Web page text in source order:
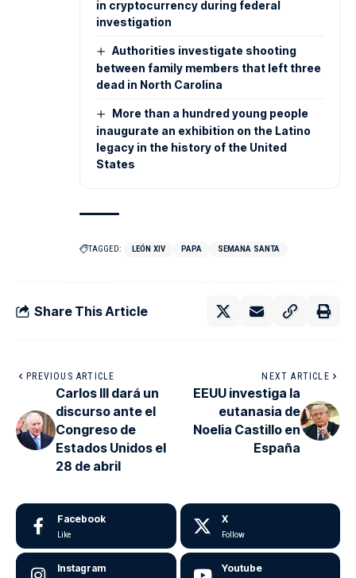
in cryptocurrency during federal
investigation
Authorities investigate shooting
between family members that left three
dead in North Carolina
More than a hundred young people
inaugurate an exhibition on the Latino
legacy in the history of the United
States
TAGGED: LEÓN XIV PAPA SEMANA SANTA
Share This Article
PREVIOUS ARTICLE
Carlos III dará un
discurso ante el
Congreso de
Estados Unidos el
28 de abril
NEXT ARTICLE
EEUU investiga la
eutanasia de
Noelia Castillo en
España
Facebook
Like
X
Follow
Instagram Youtube